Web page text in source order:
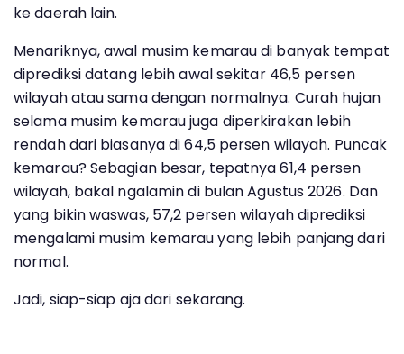
ke daerah lain.
Menariknya, awal musim kemarau di banyak tempat
diprediksi datang lebih awal sekitar 46,5 persen
wilayah atau sama dengan normalnya. Curah hujan
selama musim kemarau juga diperkirakan lebih
rendah dari biasanya di 64,5 persen wilayah. Puncak
kemarau? Sebagian besar, tepatnya 61,4 persen
wilayah, bakal ngalamin di bulan Agustus 2026. Dan
yang bikin waswas, 57,2 persen wilayah diprediksi
mengalami musim kemarau yang lebih panjang dari
normal.
Jadi, siap-siap aja dari sekarang.